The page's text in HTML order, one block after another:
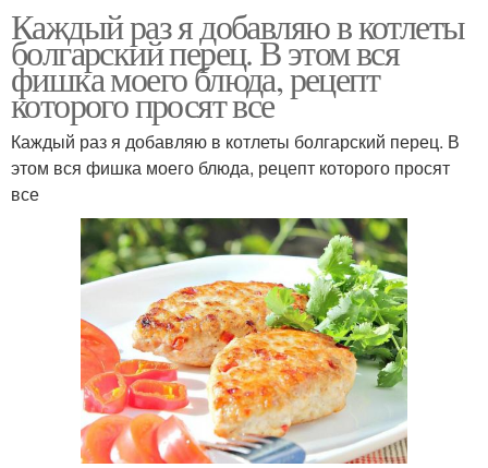
Каждый раз я добавляю в котлеты
болгарский перец. В этом вся
фишка моего блюда, рецепт
которого просят все
Каждый раз я добавляю в котлеты болгарский перец. В
этом вся фишка моего блюда, рецепт которого просят
все